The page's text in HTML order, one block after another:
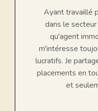
Ayant travaillé
dans le
qu'agent
m'intéresse
lucratifs. Je
placements en
et